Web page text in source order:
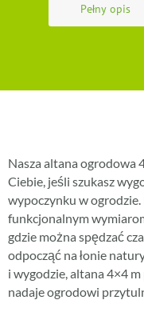
Pełny opis
Nasza altana ogrodowa
Ciebie, jeśli szukasz
wypoczynku w
funkcjonalnym
gdzie można spędzać
odpocząć na łonie
i wygodzie, altana 4×4
nadaje ogrodowi